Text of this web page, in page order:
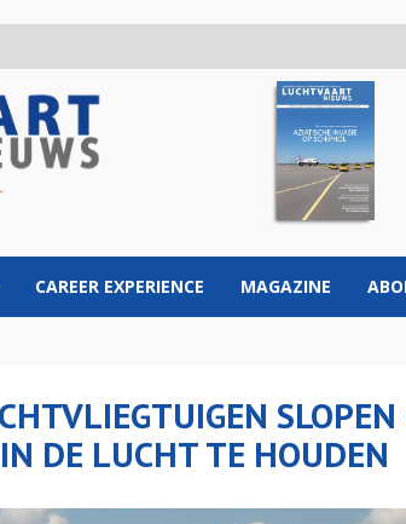
CAREER EXPERIENCE MAGAZINE
DE LUCHT TE HOUDEN